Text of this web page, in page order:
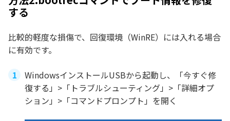
する
比較的軽度な損傷で、回復環境（WinRE）には入れる場合
に有効です。
WindowsインストールUSBから起動し、「今すぐ修
復する」>「トラブルシューティング」>「詳細オプ
ション」>「コマンドプロンプト」を開く